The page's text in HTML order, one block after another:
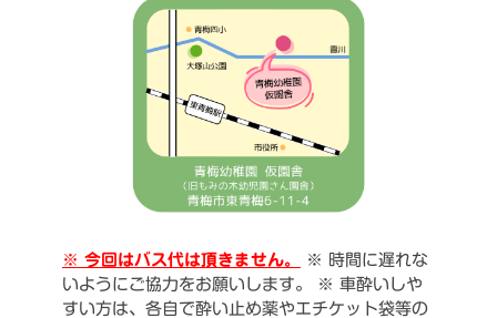
※ 今回はバス代は頂きません。
※ 時間に遅れな
いようにご協力をお願いします。
※ 車酔いしや
すい方は、各自で酔い止め薬やエチケット袋等の